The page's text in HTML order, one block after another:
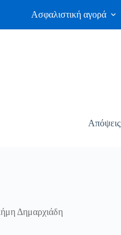
Ασφαλιστική αγορά
Απόψεις
Δημαρχιάδη